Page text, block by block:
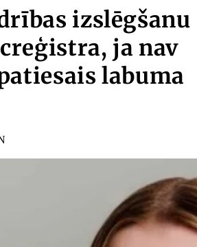
izslēgšanu
ja nav
labuma